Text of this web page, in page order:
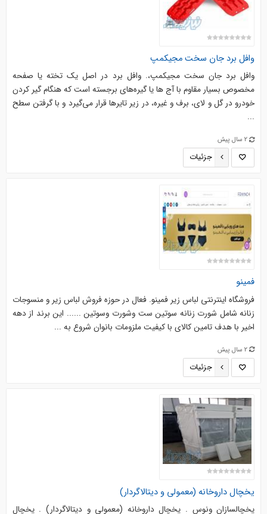
وافل برد جان سخت مجیکمپ
وافل برد جان سخت مجیکمپ،. وافل برد در اصل یک تخته یا صفحه
مخصوص بسیار مقاوم با آج ها یا گیره‌های برجسته است که هنگام گیر کردن
خودرو در گل و لای، برف و غیره، در زیر تایرها قرار می‌گیرد و با گرفتن سطح
...
2 سال پیش
جزئیات
فمینو
فروشگاه اینترنتی لباس زیر فمینو. فعال در حوزه فروش لباس زیر و منسوجات
زنانه شامل شورت زنانه سوتین ست وشورت وسوتین ...... این برند از دهه
اخیر با هدف تامین کالای با کیفیت ملزومات بانوان شروع به ...
2 سال پیش
جزئیات
یخچال داروخانه (معمولی و دیتالاگردار)
یخچالسازان ونوس . یخچال داروخانه (معمولی و دیتالاگردار) . یخچال